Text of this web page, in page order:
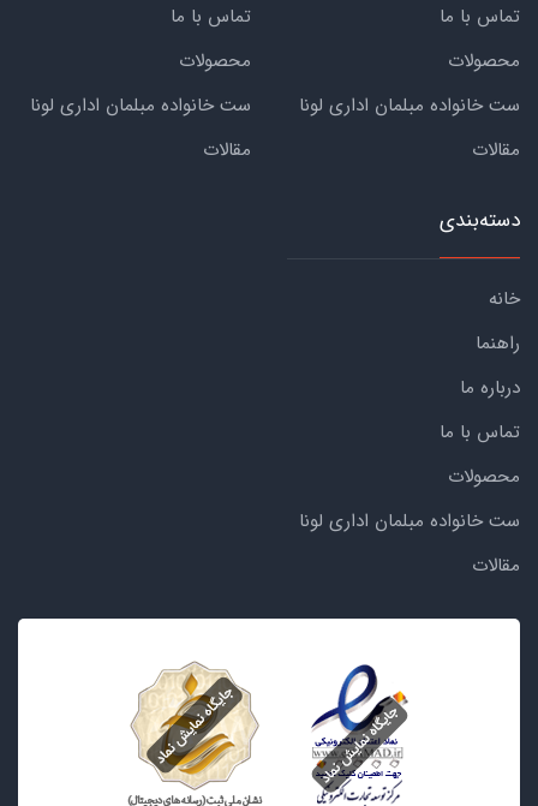
تماس با ما
محصولات
ست خانواده مبلمان اداری لونا
مقالات
تماس با ما
محصولات
ست خانواده مبلمان اداری لونا
مقالات
دسته‌بندی
خانه
راهنما
درباره ما
تماس با ما
محصولات
ست خانواده مبلمان اداری لونا
مقالات